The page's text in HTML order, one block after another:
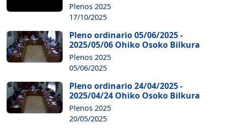
Plenos 2025
17/10/2025
Pleno ordinario 05/06/2025 -
2025/05/06 Ohiko Osoko Bilkura
Plenos 2025
05/06/2025
Pleno ordinario 24/04/2025 -
2025/04/24 Ohiko Osoko Bilkura
Plenos 2025
20/05/2025